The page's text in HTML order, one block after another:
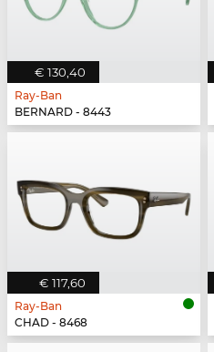
€ 130,40
Ray-Ban
BERNARD - 8443
€ 117,60
Ray-Ban
CHAD - 8468